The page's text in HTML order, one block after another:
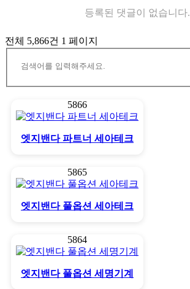
등록된 댓글이 없습니다.
전체 5,866건 1 페이지
5866
엣지밴다 파트너 세아테크
5865
엣지밴다 풀옵션 세아테크
5864
엣지밴다 풀옵션 세명기계